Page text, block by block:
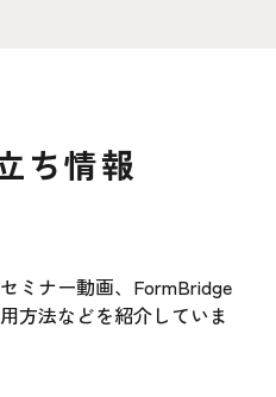
ち情報
ミナー動画、FormBridge
方法などを紹介していま